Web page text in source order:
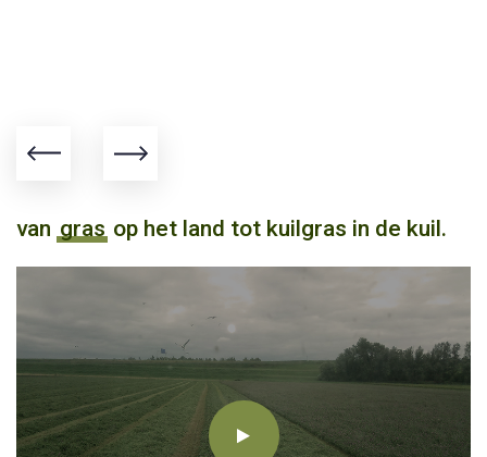
van gras op het land tot kuilgras in de kuil.